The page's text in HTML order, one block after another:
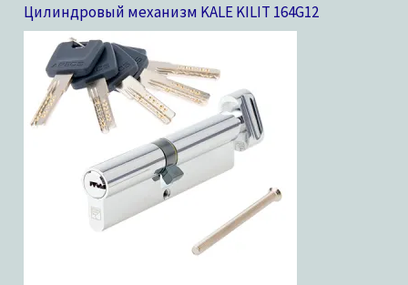
Цилиндровый механизм KALE KILIT 164G12